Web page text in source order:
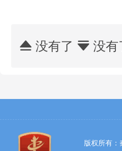
 没有了  没有
版权所有：